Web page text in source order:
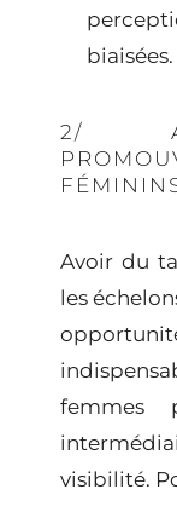
biaisées.
2/
Avoir du
les
femmes
visibilité.